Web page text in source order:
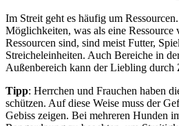
Im Streit geht es häufig um
Möglichkeiten, was als eine
Ressourcen sind, sind meist Futter,
Streicheleinheiten. Auch Bereiche in
Außenbereich kann der Liebling durch
Tipp: Herrchen und Frauchen haben
schützen. Auf diese Weise muss der
Gebiss zeigen. Bei mehreren Hunden